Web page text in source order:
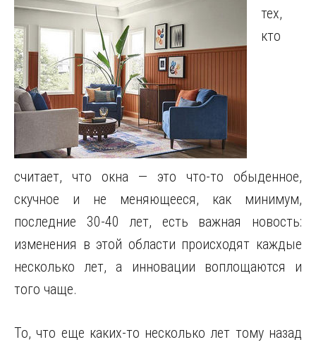
тех,
кто
считает, что окна — это что-то обыденное,
скучное и не меняющееся, как минимум,
последние 30-40 лет, есть важная новость:
изменения в этой области происходят каждые
несколько лет, а инновации воплощаются и
того чаще.
То, что еще каких-то несколько лет тому назад